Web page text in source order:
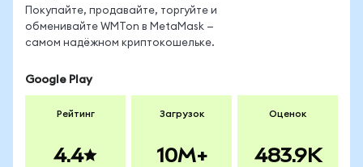
Покупайте, продавайте, торгуйте и
обменивайте WMTon в MetaMask —
самом надёжном криптокошельке.
Google Play
Рейтинг
4.4
Загрузок
10M+
Оценок
483.9K